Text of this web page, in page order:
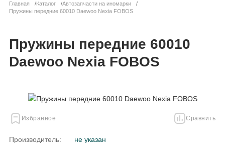
Главная Каталог
Автозапчасти на иномарки
Пружины передние 60010 Daewoo Nexia FOBOS
Пружины передние 60010
Daewoo Nexia FOBOS
Избранное Сравнить
Производитель: не указан